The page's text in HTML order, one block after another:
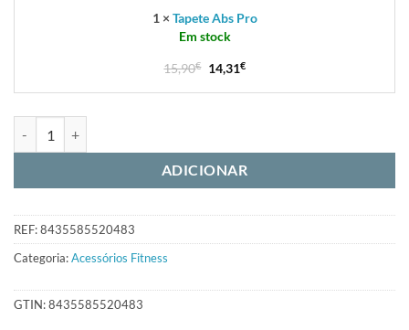
1 × Tapete Abs Pro
Em stock
15,90€ 14,31€
ADICIONAR
REF:8435585520483
Categoria:Acessórios Fitness
GTIN:8435585520483